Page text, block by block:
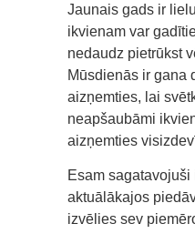
Jaunais gads ir
ikvienam var
nedaudz pietrūkst
Mūsdienās ir gana
aizņemties, lai
neapšaubāmi
aizņemties
Esam
aktuālākajos
izvēlies sev